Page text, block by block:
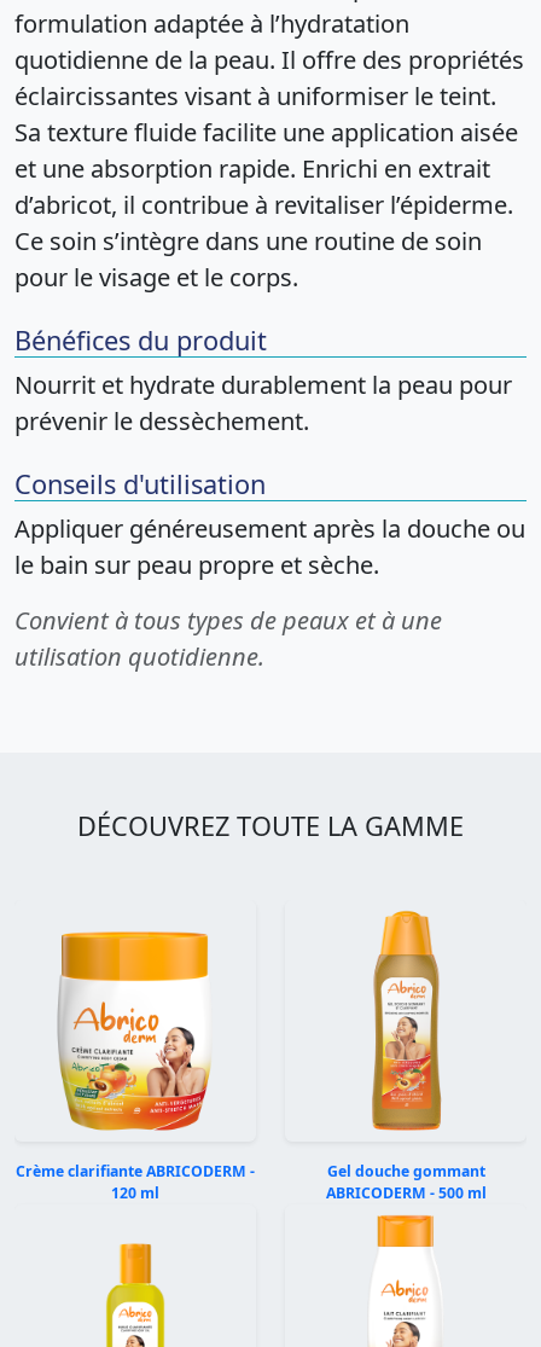
formulation adaptée à l’hydratation
quotidienne de la peau. Il offre des propriétés
éclaircissantes visant à uniformiser le teint.
Sa texture fluide facilite une application aisée
et une absorption rapide. Enrichi en extrait
d’abricot, il contribue à revitaliser l’épiderme.
Ce soin s’intègre dans une routine de soin
pour le visage et le corps.
Bénéfices du produit
Nourrit et hydrate durablement la peau pour
prévenir le dessèchement.
Conseils d'utilisation
Appliquer généreusement après la douche ou
le bain sur peau propre et sèche.
Convient à tous types de peaux et à une
utilisation quotidienne.
DÉCOUVREZ TOUTE LA GAMME
Crème clarifiante ABRICODERM -
120 ml
Gel douche gommant
ABRICODERM - 500 ml